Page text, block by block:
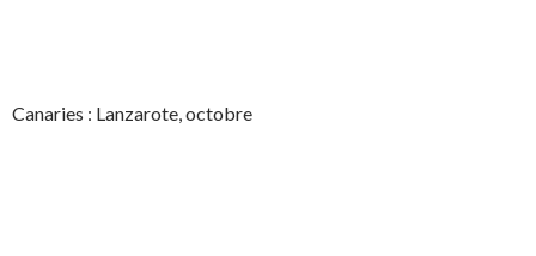
Canaries : Lanzarote, octobre